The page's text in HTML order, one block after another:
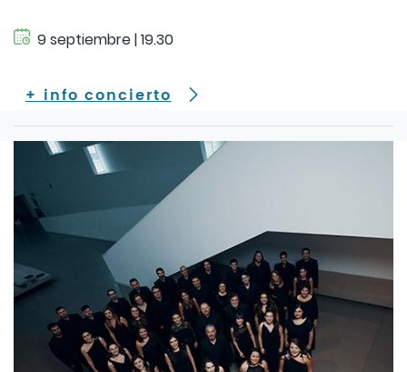
9 septiembre | 19.30
+ info concierto